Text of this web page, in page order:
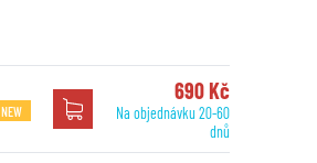
NEW
690 Kč
Na objednávku 20-60
dnů